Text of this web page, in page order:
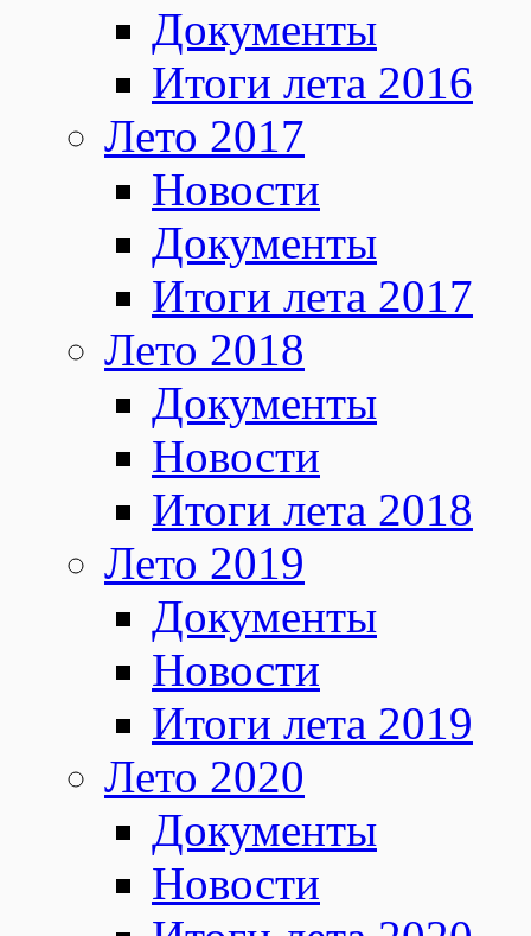
Документы
Итоги лета 2016
Лето 2017
Новости
Документы
Итоги лета 2017
Лето 2018
Документы
Новости
Итоги лета 2018
Лето 2019
Документы
Новости
Итоги лета 2019
Лето 2020
Документы
Новости